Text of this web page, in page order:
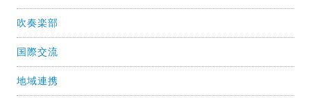
吹奏楽部
国際交流
地域連携